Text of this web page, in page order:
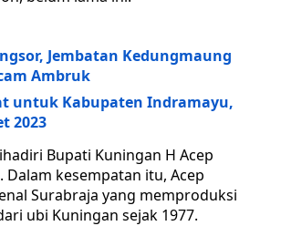
Jembatan Kedungmaung
Ambruk
untuk Kabupaten Indramayu,
2023
Bupati Kuningan H Acep
Dalam kesempatan itu, Acep
Surabraja yang memproduksi
ubi Kuningan sejak 1977.